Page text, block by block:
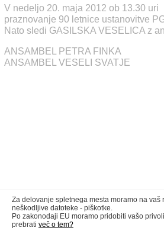
V nedeljo 20. maja 2012 ob 13.30 uri
praznovanje 90 letnice ustanovitve
Nato sledi GASILSKA VESELICA z
ANSAMBEL PETRA FINKA
ANSAMBEL VESELI SVATJE
Za delovanje spletnega mesta moramo na vaš
neškodljive datoteke - piškotke.
Po zakonodaji EU moramo pridobiti vašo
prebrati več o tem?